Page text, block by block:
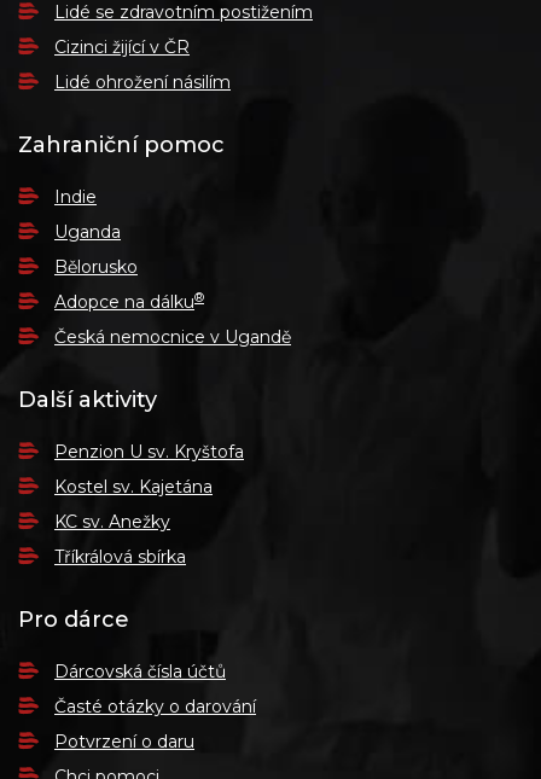
Lidé se zdravotním postižením
Cizinci žijící v ČR
Lidé ohrožení násilím
Zahraniční pomoc
Indie
Uganda
Bělorusko
Adopce na dálku®
Česká nemocnice v Ugandě
Další aktivity
Penzion U sv. Kryštofa
Kostel sv. Kajetána
KC sv. Anežky
Tříkrálová sbírka
Pro dárce
Dárcovská čísla účtů
Časté otázky o darování
Potvrzení o daru